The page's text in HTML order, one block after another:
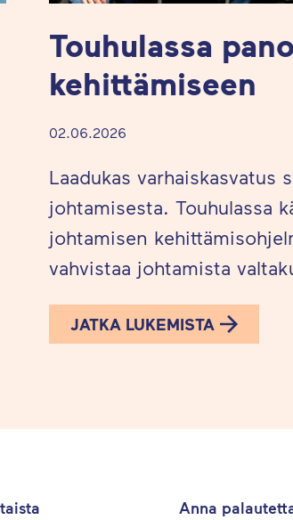
Touhulassa
kehittämiseen
02.06.2026
Laadukas varhaiskasvatus
johtamisesta. Touhulassa
johtamisen
vahvistaa johtamista
JATKA LUKEMISTA
Anna